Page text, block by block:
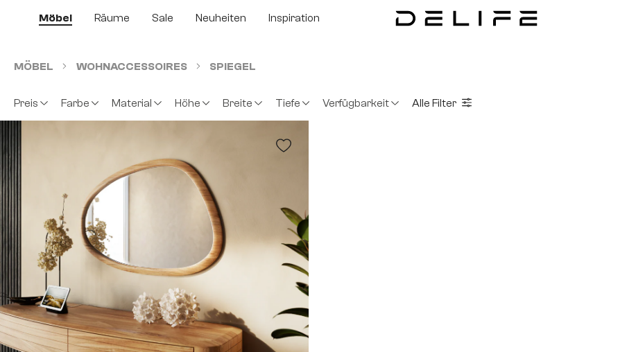
Hauptinhalt springen
Zur Suche springen
Zur Hauptnavigation springen
Möbel Räume Sale Neuheiten Inspiration
MÖBEL WOHNACCESSOIRES SPIEGEL
Preis Farbe Material Höhe Breite Tiefe Verfügbarkeit Alle Filter